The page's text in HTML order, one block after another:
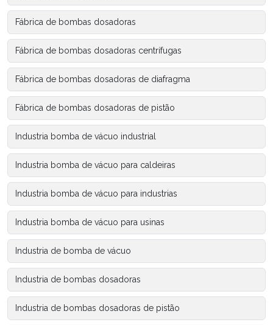
Fábrica de bombas dosadoras
Fábrica de bombas dosadoras centrífugas
Fábrica de bombas dosadoras de diafragma
Fábrica de bombas dosadoras de pistão
Industria bomba de vácuo industrial
Industria bomba de vácuo para caldeiras
Industria bomba de vácuo para industrias
Industria bomba de vácuo para usinas
Industria de bomba de vácuo
Industria de bombas dosadoras
Industria de bombas dosadoras de pistão